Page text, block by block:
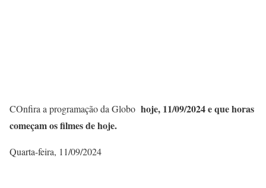
COnfira a programação da Globo hoje, 11/09/2024 e que horas
começam os filmes de hoje.
Quarta-feira, 11/09/2024